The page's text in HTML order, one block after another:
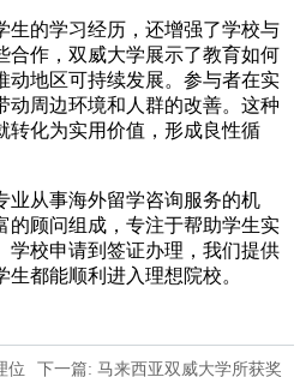
的学习经历，还增强了学校与
合作，双威大学展示了教育如何
动地区可持续发展。参与者在实
动周边环境和人群的改善。这种
转化为实用价值，形成良性循
从事海外留学咨询服务的机
的顾问组成，专注于帮助学生实
学校申请到签证办理，我们提供
都能顺利进入理想院校。
位
下一篇: 马来西亚双威大学所获奖